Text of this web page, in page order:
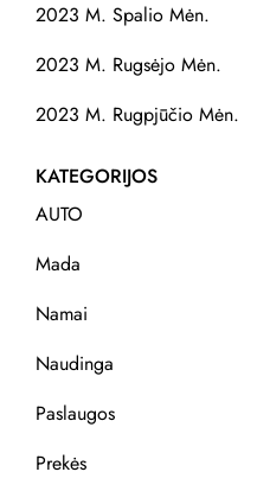
2023 M. Spalio Mėn.
2023 M. Rugsėjo Mėn.
2023 M. Rugpjūčio Mėn.
KATEGORIJOS
AUTO
Mada
Namai
Naudinga
Paslaugos
Prekės